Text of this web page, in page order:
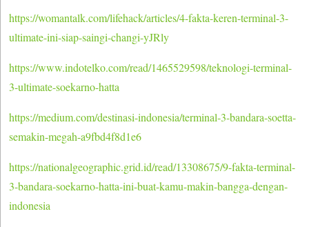
https://womantalk.com/lifehack/articles/4-fakta-keren-terminal-3-
ultimate-ini-siap-saingi-changi-yJRly
https://www.indotelko.com/read/1465529598/teknologi-terminal-
3-ultimate-soekarno-hatta
https://medium.com/destinasi-indonesia/terminal-3-bandara-soetta-
semakin-megah-a9fbd4f8d1e6
https://nationalgeographic.grid.id/read/13308675/9-fakta-terminal-
3-bandara-soekarno-hatta-ini-buat-kamu-makin-bangga-dengan-
indonesia